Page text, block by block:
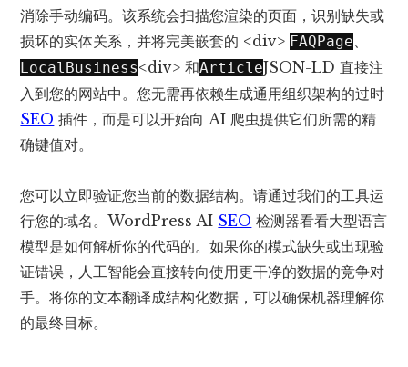
消除手动编码。该系统会扫描您渲染的页面，识别缺失或
损坏的实体关系，并将完美嵌套的 <div> FAQPage
LocalBusiness<div> 和ArticleJSON-LD 直接注
入到您的网站中。您无需再依赖生成通用组织架构的过时
SEO 插件，而是可以开始向 AI 爬虫提供它们所需的精
确键值对。
您可以立即验证您当前的数据结构。请通过我们的工具运
行您的域名。WordPress AI SEO 检测器看看大型语言
模型是如何解析你的代码的。如果你的模式缺失或出现验
证错误，人工智能会直接转向使用更干净的数据的竞争对
手。将你的文本翻译成结构化数据，可以确保机器理解你
的最终目标。